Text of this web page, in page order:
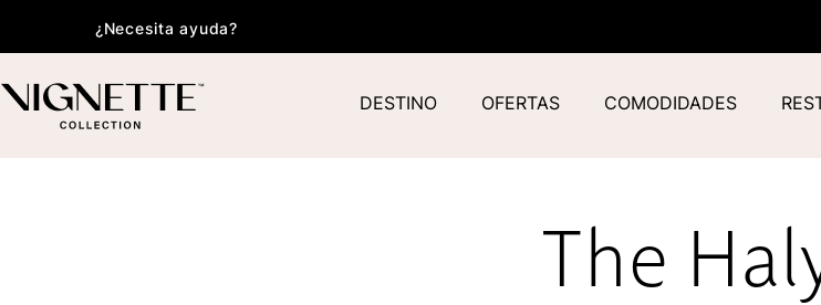
¿Necesita ayuda?
DESTINO OFERTAS COMODIDADES
The